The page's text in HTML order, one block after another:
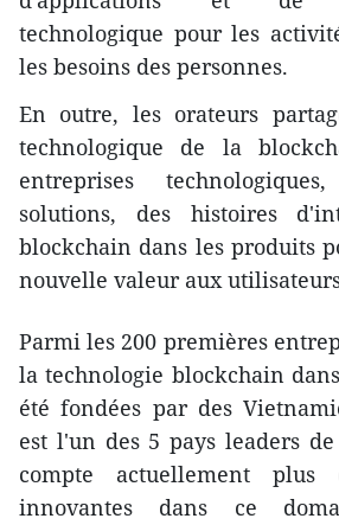
technologique pour les
les besoins des personnes.
En outre, les orateurs
technologique de la
entreprises
solutions, des histoires
blockchain dans les produits
nouvelle valeur aux
Parmi les 200 premières
la technologie blockchain
été fondées par des
est l'un des 5 pays leaders
compte actuellement
innovantes dans ce